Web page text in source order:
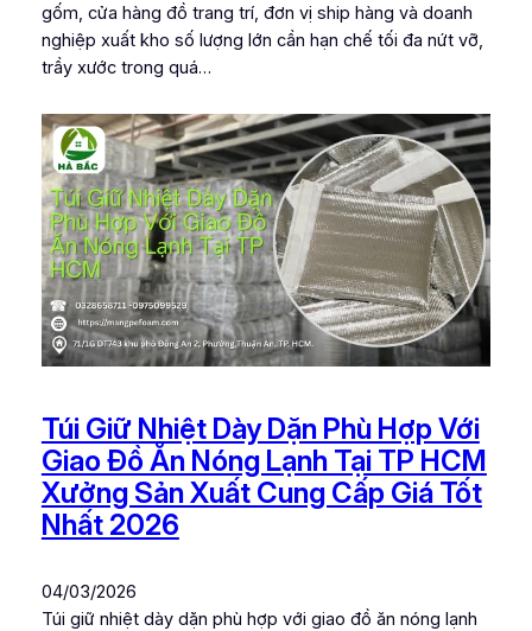
gốm, cửa hàng đồ trang trí, đơn vị ship hàng và doanh
nghiệp xuất kho số lượng lớn cần hạn chế tối đa nứt vỡ,
trầy xước trong quá…
Túi Giữ Nhiệt Dày Dặn Phù Hợp Với
Giao Đồ Ăn Nóng Lạnh Tại TP HCM
Xưởng Sản Xuất Cung Cấp Giá Tốt
Nhất 2026
04/03/2026
Túi giữ nhiệt dày dặn phù hợp với giao đồ ăn nóng lạnh